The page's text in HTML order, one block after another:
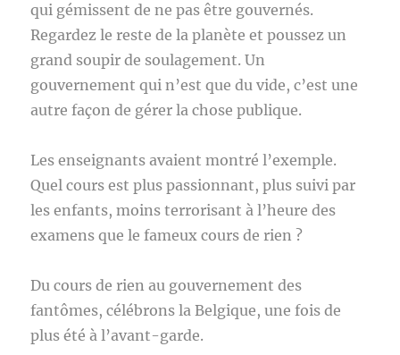
qui gémissent de ne pas être gouvernés.
Regardez le reste de la planète et poussez un
grand soupir de soulagement. Un
gouvernement qui n’est que du vide, c’est une
autre façon de gérer la chose publique.
Les enseignants avaient montré l’exemple.
Quel cours est plus passionnant, plus suivi par
les enfants, moins terrorisant à l’heure des
examens que le fameux cours de rien ?
Du cours de rien au gouvernement des
fantômes, célébrons la Belgique, une fois de
plus été à l’avant-garde.